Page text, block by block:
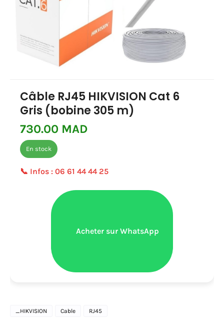
Câble RJ45 HIKVISION Cat 6
Gris (bobine 305 m)
730.00 MAD
En stock
📞 Infos : 06 61 44 44 25
Acheter sur WhatsApp
_HIKVISION Cable RJ45